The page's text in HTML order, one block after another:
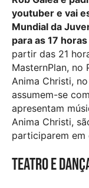
youtuber e vai
Mundial da
para as 17
partir das 21
MasternPlan, no
Anima Christi,
assumem-se
apresentam
Anima Christi,
participarem em
Teatro e